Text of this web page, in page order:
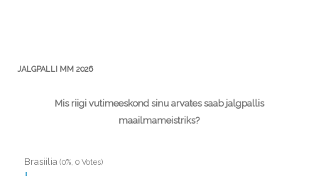
JALGPALLI MM 2026
Mis riigi vutimeeskond sinu arvates saab jalgpallis
maailmameistriks?
Brasiilia (0%, 0 Votes)